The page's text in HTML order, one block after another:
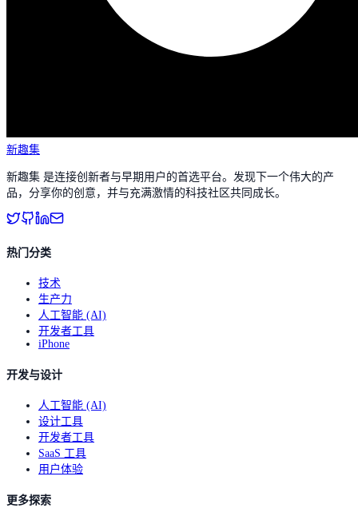
新趣集
新趣集 是连接创新者与早期用户的首选平台。发现下一个伟大的产
品，分享你的创意，并与充满激情的科技社区共同成长。
热门分类
技术
生产力
人工智能 (AI)
开发者工具
iPhone
开发与设计
人工智能 (AI)
设计工具
开发者工具
SaaS 工具
用户体验
更多探索